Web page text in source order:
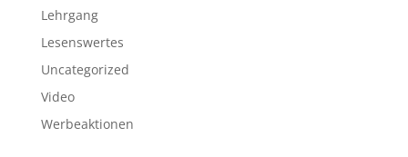
Lehrgang
Lesenswertes
Uncategorized
Video
Werbeaktionen